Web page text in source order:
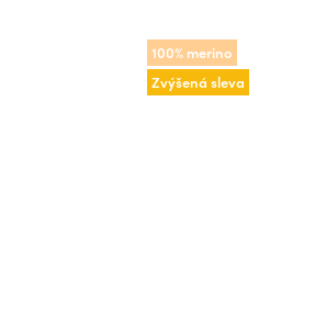
100% merino
Zvýšená sleva